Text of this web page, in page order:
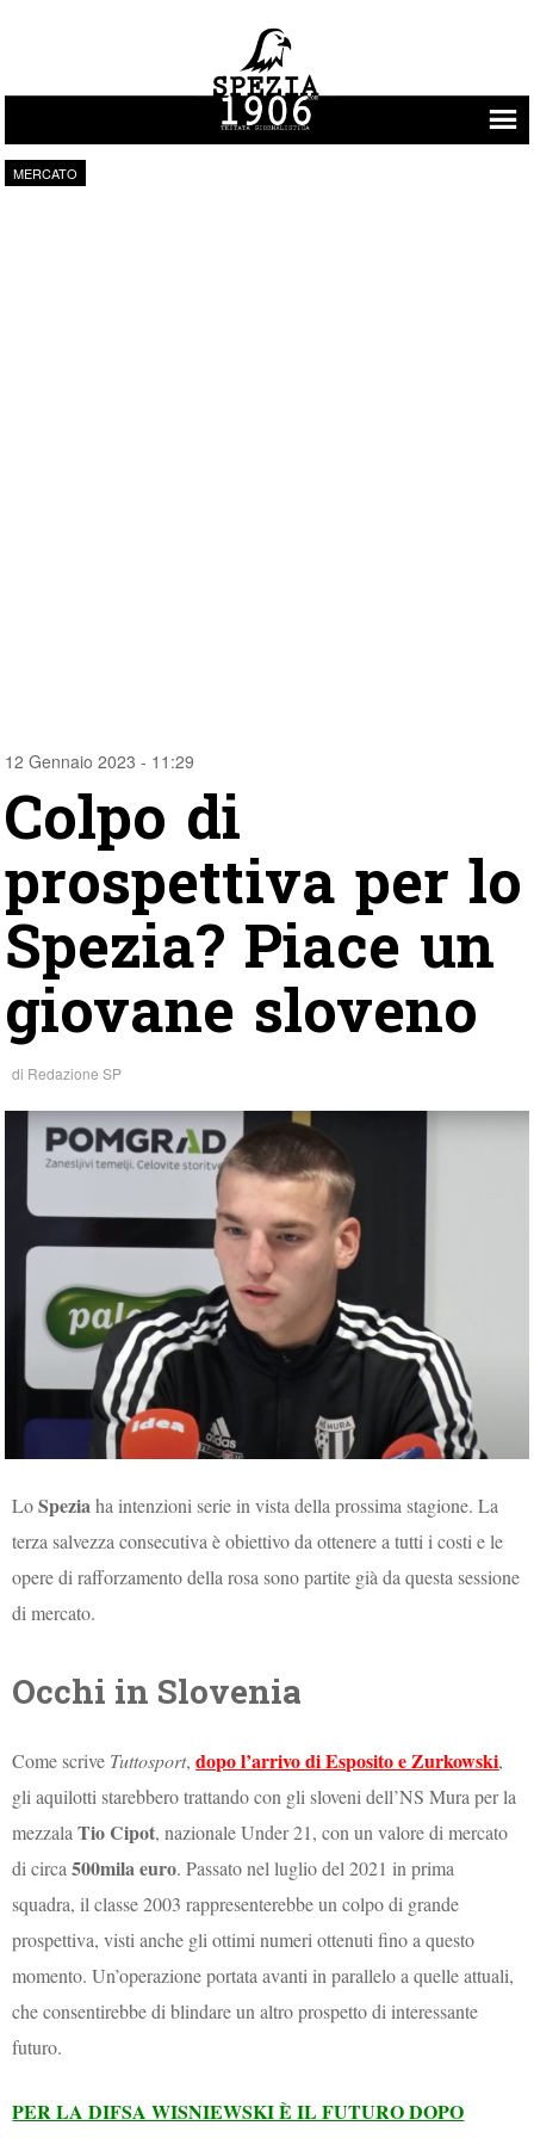
Vai al contenuto
MERCATO
12 Gennaio 2023 - 11:29
Colpo di
prospettiva per lo
Spezia? Piace un
giovane sloveno
di Redazione SP
LoSpeziaha intenzioni serie in vista della prossima stagione. La
terza salvezza consecutiva è obiettivo da ottenere a tutti i costi e le
opere di rafforzamento della rosa sono partite già da questa sessione
di mercato.
Occhi in Slovenia
Come scrive Tuttosport,dopo l’arrivo di Esposito e Zurkowski,
gli aquilotti starebbero trattando con gli sloveni dell’NS Mura per la
mezzalaTio Cipot, nazionale Under 21, con un valore di mercato
di circa500mila euro. Passato nel luglio del 2021 in prima
squadra, il classe 2003 rappresenterebbe un colpo di grande
prospettiva, visti anche gli ottimi numeri ottenuti fino a questo
momento. Un’operazione portata avanti in parallelo a quelle attuali,
che consentirebbe di blindare un altro prospetto di interessante
futuro.
PER LA DIFSA WISNIEWSKI È IL FUTURO DOPO